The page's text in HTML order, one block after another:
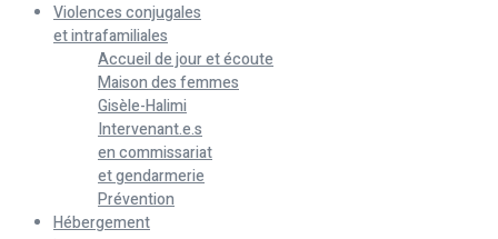
Violences conjugales
et intrafamiliales
Accueil de jour et écoute
Maison des femmes
Gisèle-Halimi
Intervenant.e.s
en commissariat
et gendarmerie
Prévention
Hébergement